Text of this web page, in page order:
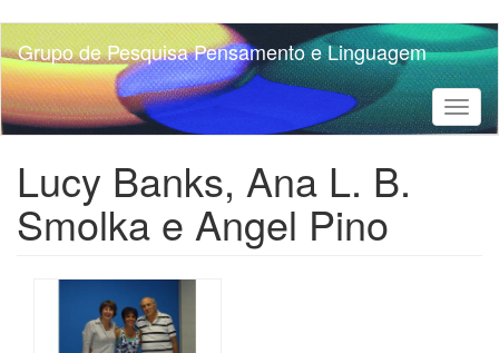
Pular
para
o
conteúdo
principal
Grupo de Pesquisa Pensamento e Linguagem
Lucy Banks, Ana L. B.
Smolka e Angel Pino